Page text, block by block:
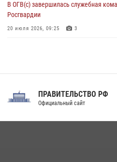
В ОГВ(с) завершилась служебная
Росгвардии
20 июля 2026, 09:25 3
Праздник «Один день с Росгвардией»
ПРАВИТЕЛЬСТВО РФ
Официальный сайт